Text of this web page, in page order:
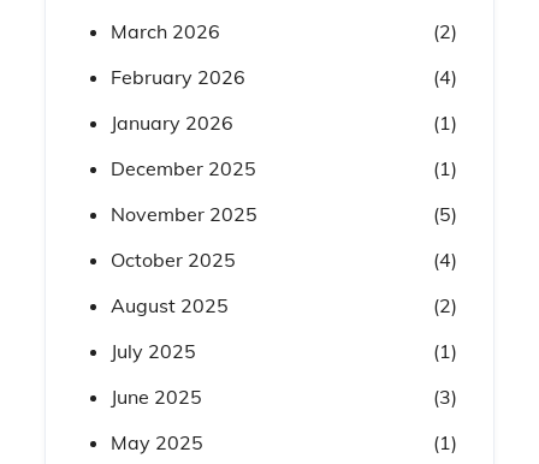
March 2026
(2)
February 2026
(4)
January 2026
(1)
December 2025
(1)
November 2025
(5)
October 2025
(4)
August 2025
(2)
July 2025
(1)
June 2025
(3)
May 2025
(1)